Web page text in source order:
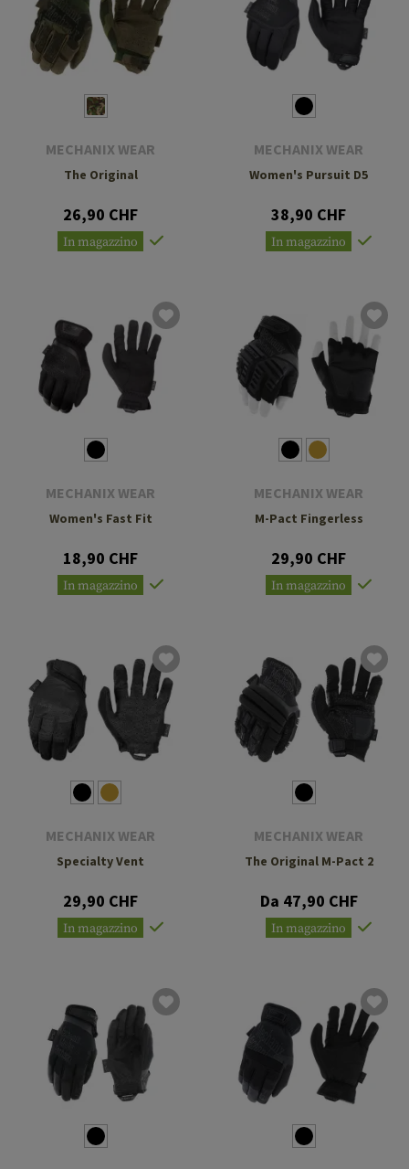
MECHANIX WEAR
The Original
26,90 CHF
In magazzino
MECHANIX WEAR
Women's Pursuit D5
38,90 CHF
In magazzino
MECHANIX WEAR
Women's Fast Fit
18,90 CHF
In magazzino
MECHANIX WEAR
M-Pact Fingerless
29,90 CHF
In magazzino
MECHANIX WEAR
Specialty Vent
29,90 CHF
In magazzino
MECHANIX WEAR
The Original M-Pact 2
Da 47,90 CHF
In magazzino